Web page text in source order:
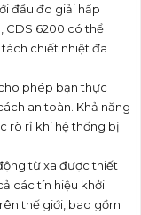
đầu đo giải hấp
CDS 6200 có thể
chiết nhiệt đa
phép bạn thực
an toàn. Khả năng
rò rỉ khi hệ thống bị
từ xa được thiết
các tín hiệu khởi
thế giới, bao gồm